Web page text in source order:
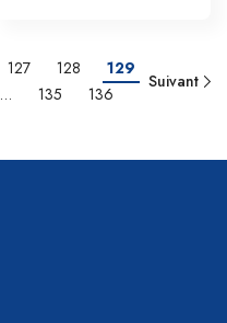
127 128
129
… 135 136
Suivant